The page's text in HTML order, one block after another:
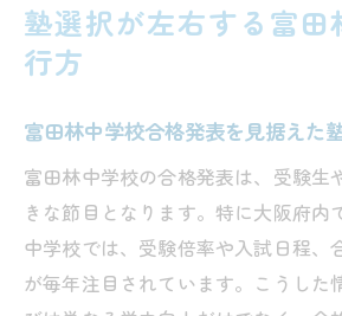
塾選択が左右する富田
行方
富田林中学校合格発表を見据えた
富田林中学校の合格発表は、受験生
きな節目となります。特に大阪府内
中学校では、受験倍率や入試日程、
が毎年注目されています。こうした